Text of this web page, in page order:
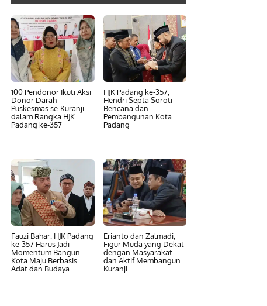
100 Pendonor Ikuti Aksi
Donor Darah
Puskesmas se-Kuranji
dalam Rangka HJK
Padang ke-357
HJK Padang ke-357,
Hendri Septa Soroti
Bencana dan
Pembangunan Kota
Padang
Fauzi Bahar: HJK Padang
ke-357 Harus Jadi
Momentum Bangun
Kota Maju Berbasis
Adat dan Budaya
Erianto dan Zalmadi,
Figur Muda yang Dekat
dengan Masyarakat
dan Aktif Membangun
Kuranji